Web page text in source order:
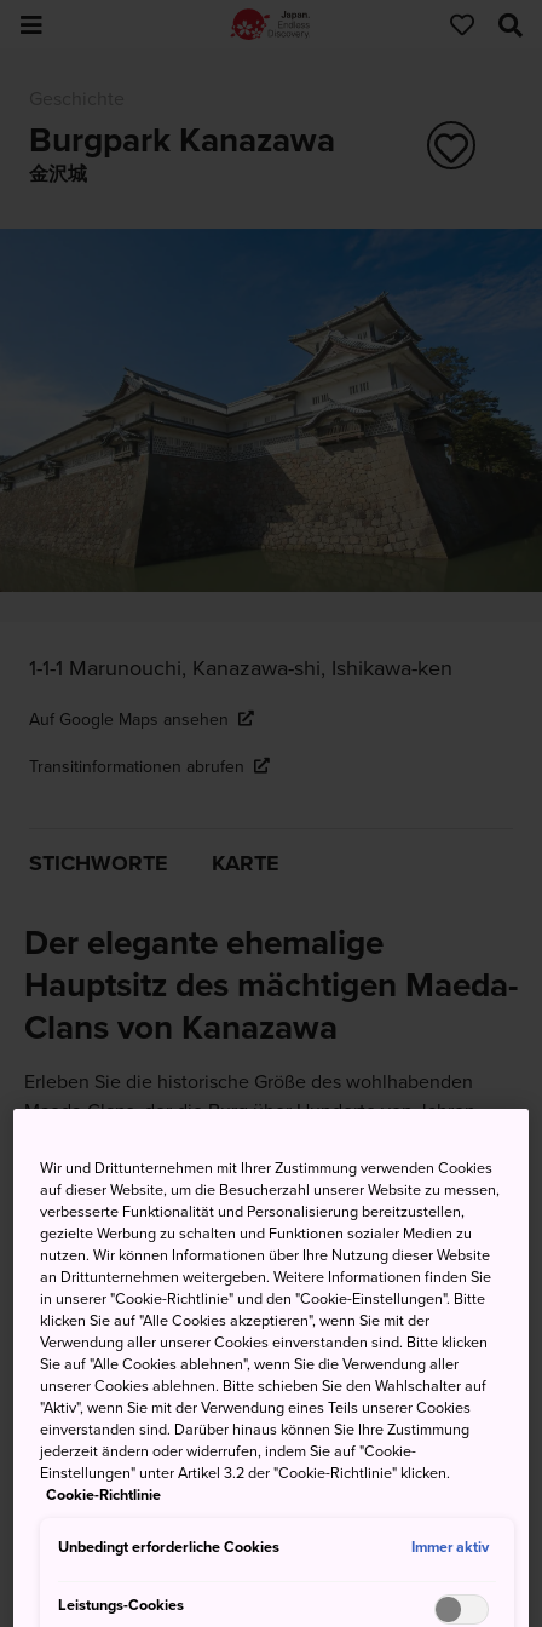
Burgpark Kanazawa
金沢城
1-1-1 Marunouchi, Kanazawa-shi, Ishikawa-ken
Auf Google Maps ansehen
Transitinformationen abrufen
STICHWORTE KARTE
Der elegante ehemalige
Hauptsitz des mächtigen Maeda-
Clans von Kanazawa
Erleben Sie die historische Größe des wohlhabenden
Maeda-Clans, der die Burg über Hunderte von Jahren
Nicht verpassen
Den Burggraben, den Teich und den
wunderschönen japanischen Garten der Burg
Einen Besuch des Omicho-Markts in der Nähe
der Burg
Den Anblick der restaurierten Anlage von oben
Anfahrt
Wir und Drittunternehmen mit Ihrer Zustimmung verwenden Cookies
auf dieser Website, um die Besucherzahl unserer Website zu messen,
verbesserte Funktionalität und Personalisierung bereitzustellen,
gezielte Werbung zu schalten und Funktionen sozialer Medien zu
nutzen. Wir können Informationen über Ihre Nutzung dieser Website
an Drittunternehmen weitergeben. Weitere Informationen finden Sie
in unserer "Cookie-Richtlinie" und den "Cookie-Einstellungen". Bitte
klicken Sie auf "Alle Cookies akzeptieren", wenn Sie mit der
Verwendung aller unserer Cookies einverstanden sind. Bitte klicken
Sie auf "Alle Cookies ablehnen", wenn Sie die Verwendung aller
unserer Cookies ablehnen. Bitte schieben Sie den Wahlschalter auf
"Aktiv", wenn Sie mit der Verwendung eines Teils unserer Cookies
einverstanden sind. Darüber hinaus können Sie Ihre Zustimmung
jederzeit ändern oder widerrufen, indem Sie auf "Cookie-
Einstellungen" unter Artikel 3.2 der "Cookie-Richtlinie" klicken.
Cookie-Richtlinie
Unbedingt erforderliche Cookies Immer aktiv
Leistungs-Cookies